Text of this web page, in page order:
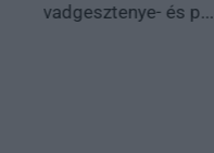
vadgesztenye- és p...